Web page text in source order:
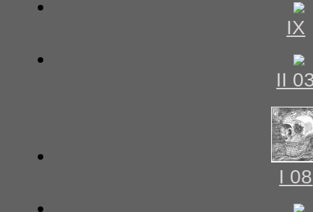
IX
II
I 08